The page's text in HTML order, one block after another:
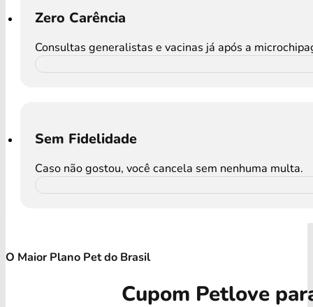
Zero Carência
Consultas generalistas e vacinas já após a
Sem Fidelidade
Caso não gostou, você cancela sem nenhuma multa.
O Maior Plano Pet do Brasil
Cupom Petlove